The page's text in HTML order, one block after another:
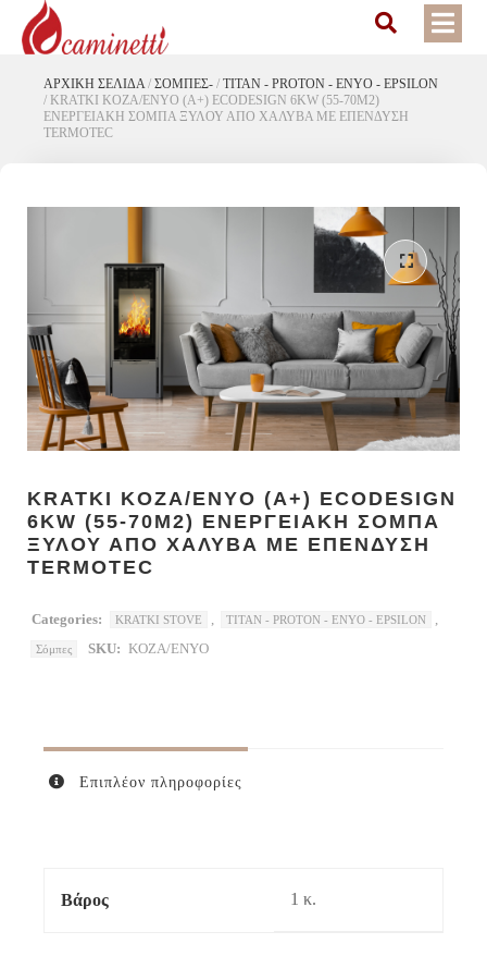
ΑΡΧΙΚΉ ΣΕΛΊΔΑ / ΣΟΜΠΕΣ- / TITAN - PROTON - ENYO - EPSILON
/ KRATKI KOZA/ENYO (A+) ECODESIGN 6KW (55-70M2)
ΕΝΕΡΓΕΙΑΚΗ ΣΟΜΠΑ ΞΥΛΟΥ ΑΠΟ ΧΑΛΥΒΑ ΜΕ ΕΠΕΝΔΥΣΗ
TERMOTEC
KRATKI KOZA/ENYO (A+) ECODESIGN
6KW (55-70M2) ΕΝΕΡΓΕΙΑΚΗ ΣΟΜΠΑ
ΞΥΛΟΥ ΑΠΟ ΧΑΛΥΒΑ ΜΕ ΕΠΕΝΔΥΣΗ
TERMOTEC
Categories: KRATKI STOVE TITAN - PROTON - ENYO - EPSILON
Σόμπες SKU: KOZA/ENYO
Επιπλέον πληροφορίες
Βάρος 1 κ.